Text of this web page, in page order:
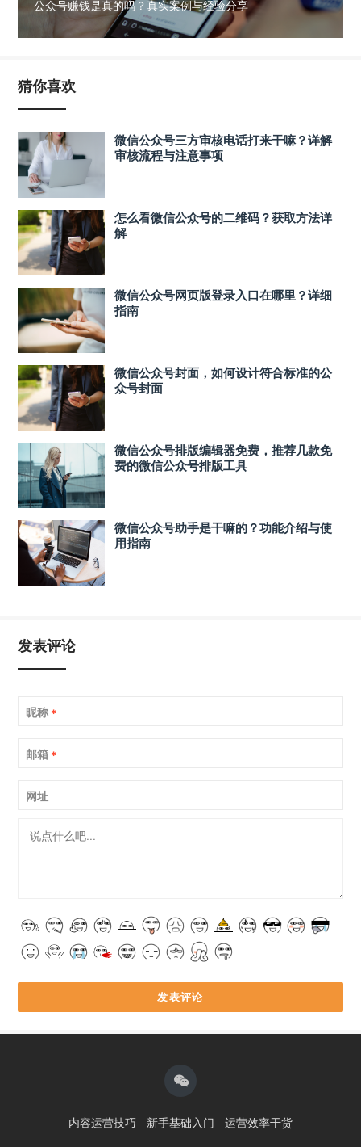
公众号赚钱是真的吗？真实案例与经验分享
猜你喜欢
微信公众号三方审核电话打来干嘛？详解
审核流程与注意事项
怎么看微信公众号的二维码？获取方法详
解
微信公众号网页版登录入口在哪里？详细
指南
微信公众号封面，如何设计符合标准的公
众号封面
微信公众号排版编辑器免费，推荐几款免
费的微信公众号排版工具
微信公众号助手是干嘛的？功能介绍与使
用指南
发表评论
昵称 *
邮箱 *
网址
内容运营技巧 新手基础入门 运营效率干货